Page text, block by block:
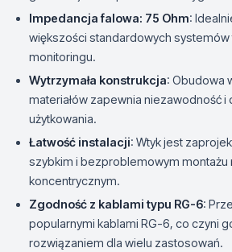
Impedancja falowa: 75 Ohm:
większości standardowych
monitoringu.
Wytrzymała konstrukcja: Obudowa
materiałów zapewnia niezawodność i
użytkowania.
Łatwość instalacji: Wtyk jest
szybkim i bezproblemowym montażu
koncentrycznym.
Zgodność z kablami typu RG-6:
popularnymi kablami RG-6, co czyni
rozwiązaniem dla wielu zastosowań.